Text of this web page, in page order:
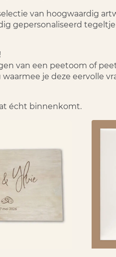
van hoogwaardig
gepersonaliseerd
van een peetoom of
je deze eervolle
écht binnenkomt.